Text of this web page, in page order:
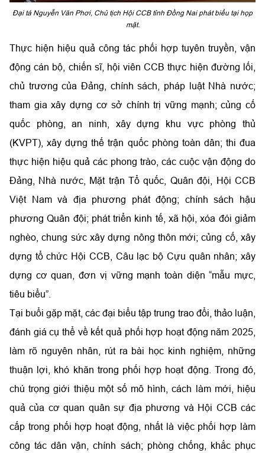
Đại tá Nguyễn Văn Phơi, Chủ tịch Hội CCB tỉnh Đồng Nai phát biểu tại họp
mặt.
Thực hiện hiệu quả công tác phối hợp tuyên truyền, vận
động cán bộ, chiến sĩ, hội viên CCB thực hiện đường lối,
chủ trương của Đảng, chính sách, pháp luật Nhà nước;
tham gia xây dựng cơ sở chính trị vững mạnh; củng cố
quốc phòng, an ninh, xây dựng khu vực phòng thủ
(KVPT), xây dựng thế trận quốc phòng toàn dân; thi đua
thực hiện hiệu quả các phong trào, các cuộc vận động do
Đảng, Nhà nước, Mặt trận Tổ quốc, Quân đội, Hội CCB
Việt Nam và địa phương phát động; chính sách hậu
phương Quân đội; phát triển kinh tế, xã hội, xóa đói giảm
nghèo, chung sức xây dựng nông thôn mới; củng cố, xây
dựng tổ chức Hội CCB, Câu lạc bộ Cựu quân nhân; xây
dựng cơ quan, đơn vị vững mạnh toàn diện “mẫu mực,
tiêu biểu”.
Tại buổi gặp mặt, các đại biểu tập trung trao đổi, thảo luận,
đánh giá cụ thể về kết quả phối hợp hoạt động năm 2025,
làm rõ nguyên nhân, rút ra bài học kinh nghiệm, những
thuận lợi, khó khăn trong phối hợp hoạt động. Trong đó,
chú trọng giới thiệu một số mô hình, cách làm mới, hiệu
quả của cơ quan quân sự địa phương và Hội CCB các
cấp trong phối hợp hoạt động, nhất là việc phối hợp làm
công tác dân vận, chính sách; phòng chống, khắc phục